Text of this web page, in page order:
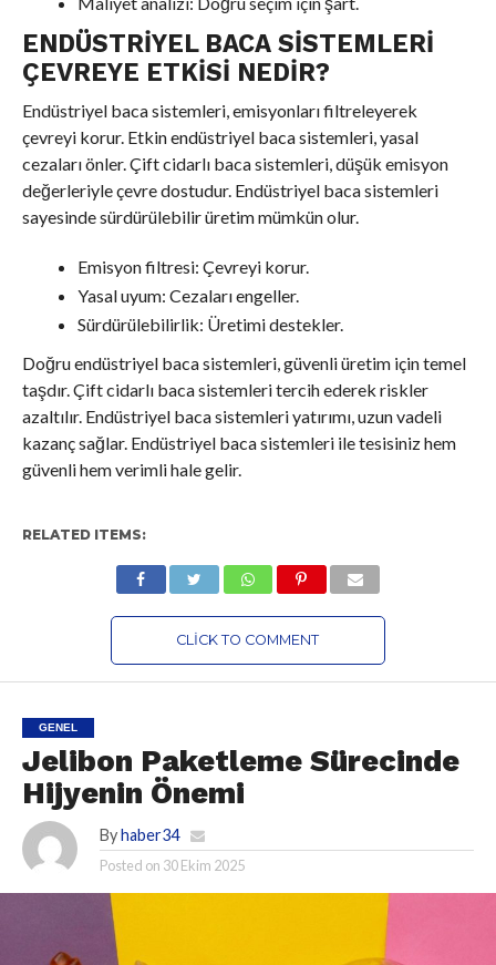
ENDÜSTRIYEL BACA SISTEMLERI
ÇEVREYE ETKISI NEDIR?
Endüstriyel baca sistemleri, emisyonları filtreleyerek
çevreyi korur. Etkin endüstriyel baca sistemleri, yasal
cezaları önler. Çift cidarlı baca sistemleri, düşük emisyon
değerleriyle çevre dostudur. Endüstriyel baca sistemleri
sayesinde sürdürülebilir üretim mümkün olur.
Emisyon filtresi: Çevreyi korur.
Yasal uyum: Cezaları engeller.
Sürdürülebilirlik: Üretimi destekler.
Doğru endüstriyel baca sistemleri, güvenli üretim için temel
taşdır. Çift cidarlı baca sistemleri tercih ederek riskler
azaltılır. Endüstriyel baca sistemleri yatırımı, uzun vadeli
kazanç sağlar. Endüstriyel baca sistemleri ile tesisiniz hem
güvenli hem verimli hale gelir.
RELATED ITEMS:
CLICK TO COMMENT
GENEL
Jelibon Paketleme Sürecinde
Hijyenin Önemi
By haber34
Posted on 30 Ekim 2025